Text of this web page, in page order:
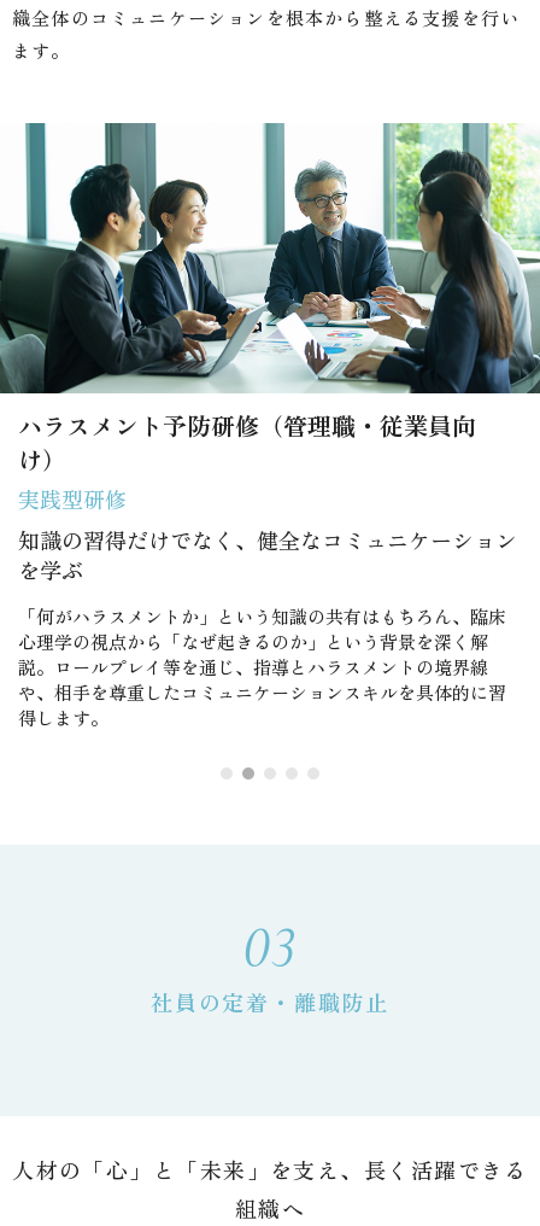
織全体のコミュニケーションを根本から整える支援を行い
ます。
ハラスメント予防研修（管理職・従業員向
け）
実践型研修
知識の習得だけでなく、健全なコミュニケーション
を学ぶ
「何がハラスメントか」という知識の共有はもちろん、臨床
心理学の視点から「なぜ起きるのか」という背景を深く解
説。ロールプレイ等を通じ、指導とハラスメントの境界線
や、相手を尊重したコミュニケーションスキルを具体的に習
得します。
03
社員の定着・離職防止
人材の「心」と「未来」を支え、長く活躍できる
組織へ